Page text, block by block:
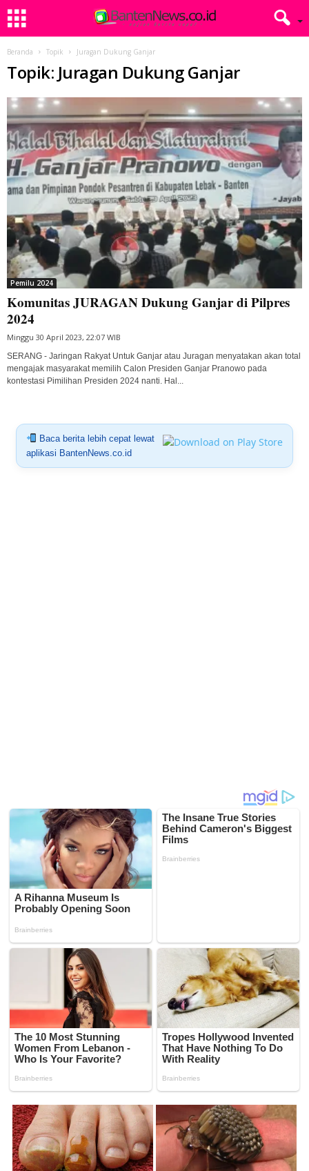
Beranda Topik Juragan Dukung Ganjar
Topik: Juragan Dukung Ganjar
Pemilu 2024
Komunitas JURAGAN Dukung Ganjar di Pilpres
2024
Minggu 30 April 2023, 22:07 WIB
SERANG - Jaringan Rakyat Untuk Ganjar atau Juragan menyatakan akan total
mengajak masyarakat memilih Calon Presiden Ganjar Pranowo pada
kontestasi Pimilihan Presiden 2024 nanti. Hal...
Baca berita lebih cepat lewat
aplikasi BantenNews.co.id